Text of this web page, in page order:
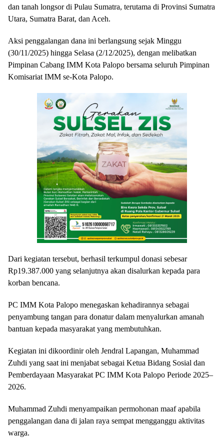
dan tanah longsor di Pulau Sumatra, terutama di Provinsi Sumatra
Utara, Sumatra Barat, dan Aceh.
Aksi penggalangan dana ini berlangsung sejak Minggu
(30/11/2025) hingga Selasa (2/12/2025), dengan melibatkan
Pimpinan Cabang IMM Kota Palopo bersama seluruh Pimpinan
Komisariat IMM se-Kota Palopo.
Dari kegiatan tersebut, berhasil terkumpul donasi sebesar
Rp19.387.000 yang selanjutnya akan disalurkan kepada para
korban bencana.
PC IMM Kota Palopo menegaskan kehadirannya sebagai
penyambung tangan para donatur dalam menyalurkan amanah
bantuan kepada masyarakat yang membutuhkan.
Kegiatan ini dikoordinir oleh Jendral Lapangan, Muhammad
Zuhdi yang saat ini menjabat sebagai Ketua Bidang Sosial dan
Pemberdayaan Masyarakat PC IMM Kota Palopo Periode 2025–
2026.
Muhammad Zuhdi menyampaikan permohonan maaf apabila
penggalangan dana di jalan raya sempat mengganggu aktivitas
warga.